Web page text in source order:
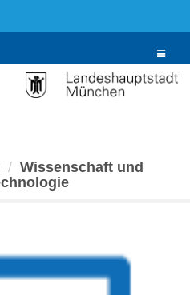
Toggle
Wissenschaft und